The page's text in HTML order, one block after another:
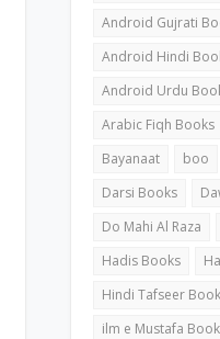
Android Gujrati
Android Hindi
Android Urdu
Arabic Fiqh Books
Bayanaat
boo
Darsi Books
Do Mahi Al Raza
Hadis Books
Hindi Tafseer Book
ilm e Mustafa